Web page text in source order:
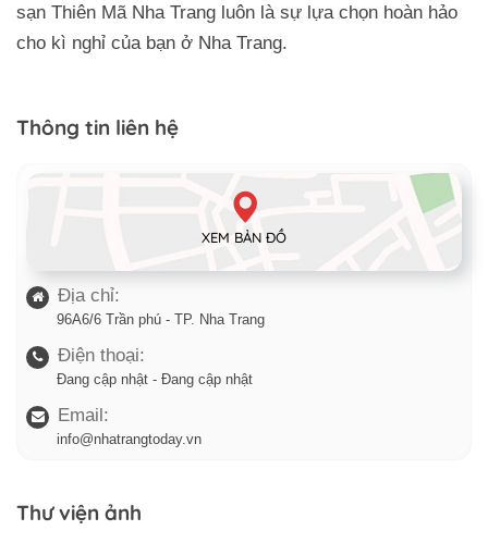
sạn Thiên Mã Nha Trang luôn là sự lựa chọn hoàn hảo
cho kì nghỉ của bạn ở Nha Trang.
Thông tin liên hệ
XEM BẢN ĐỒ
Địa chỉ:
96A6/6 Trần phú - TP. Nha Trang
Điện thoại:
Đang cập nhật - Đang cập nhật
Email:
info@nhatrangtoday.vn
Thư viện ảnh